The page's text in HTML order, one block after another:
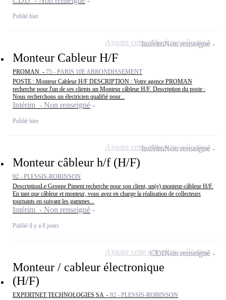
Publié hier
Monteur Cableur H/F
PROMAN - 75 - PARIS 10E ARRONDISSEMENT
POSTE : Monteur Cableur H/F DESCRIPTION : Votre agence PROMAN
recherche pour l'un de ses clients un Monteur câbleur H/F. Description du poste :
Nous recherchons un électricien qualifié pour...
Intérim - Non renseigné
Publié hier
IntérimNon renseigné
Ajouter cette offre à ma sélection
Monteur câbleur h/f (H/F)
92 - PLESSIS-ROBINSON
DescriptionLe Groupe Piment recherche pour son client, un(e) monteur-câbleur H/F.
En tant que câbleur et monteur, vous avez en charge la réalisation de collecteurs
tournants en suivant les gammes...
Intérim - Non renseigné
Publié il y a 8 jours
IntérimNon renseigné
Ajouter cette offre à ma sélection
Monteur / cableur électronique
(H/F)
EXPERTNET TECHNOLOGIES SA - 92 - PLESSIS-ROBINSON
CDINon renseigné
Ajouter cette offre à ma sélection